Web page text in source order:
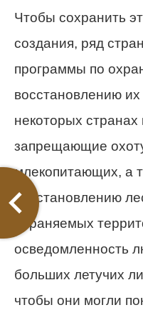
Чтобы сохранить
создания, ряд
программы по
восстановлению
некоторых
запрещающие
млекопитающих, а
восстановлению
охраняемых
осведомленность
больших летучих
чтобы они могли